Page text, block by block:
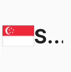
Singapore W